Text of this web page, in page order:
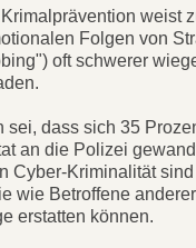
weist
Folgen von
oft schwerer
sei, dass sich 35
an die Polizei
Cyber-Kriminalität
wie Betroffene
erstatten können.